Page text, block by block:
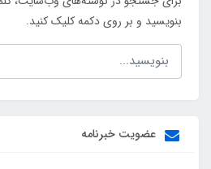
بنویسید و بر روی دکمه کلیک کنید.
عضویت خبرنامه